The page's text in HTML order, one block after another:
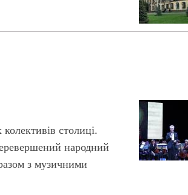
столиці.
народний
з музичними